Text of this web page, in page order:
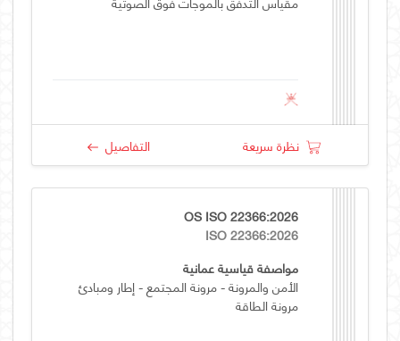
نظرة سريعة التفاصيل
OS ISO 22366:2026
ISO 22366:2026
مواصفة قياسية عمانية
الأمن والمرونة - مرونة المجتمع - إطار ومبادئ
مرونة الطاقة